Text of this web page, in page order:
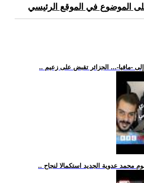
الموضوع في الموقع الرئيسي
-مافيا-... الجزائر تقبض على زعيم
محمد عدوية الجديد استكمالا لنجاح